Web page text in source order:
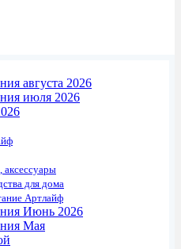
августа 2026
июля 2026
аксессуары
для дома
Артлайф
Июнь 2026
Мая